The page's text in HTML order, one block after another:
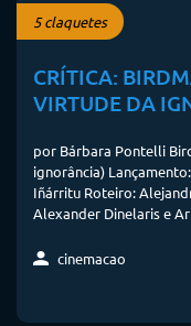
5 claquetes
CRÍTICA:
VIRTUDE DA
por Bárbara Pontelli
ignorância)
Iñárritu Roteiro:
Alexander Dinelaris e
cinemacao